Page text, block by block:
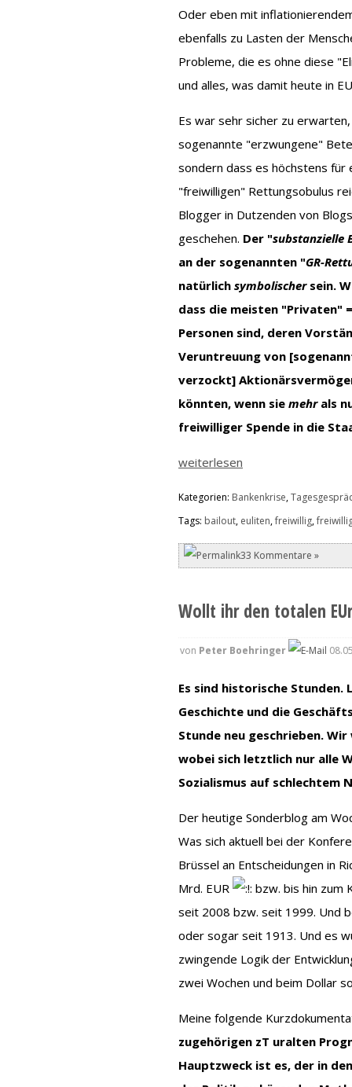
Oder eben mit
ebenfalls zu Lasten der
Probleme, die es ohne diese
und alles, was damit heute in
Es war sehr sicher zu
sogenannte "erzwungene"
sondern dass es höchstens für
"freiwilligen" Rettungsobulus
Blogger in Dutzenden von
geschehen. Der "substanzielle
an der sogenannten "GR-
natürlichsymbolischer sein.
dass die meisten "Privaten"
Personen sind, deren
Veruntreuung von
verzockt]
könnten, wenn siemehr als
freiwilliger Spende in die
weiterlesen
Kategorien: Bankenkrise,
Tags: bailout, euliten,freiwillig,
33 Kommentare »
Wollt ihr den totalen
von Peter Boehringer
Es sind historische Stunden.
Geschichte und die
Stunde neu geschrieben.
wobei sich letztlich nur alle
Sozialismus auf schlechtem
Der heutige Sonderblog am
Was sich aktuell bei der
Brüssel an Entscheidungen in
Mrd. EUR
bzw. bis hin zum
seit 2008 bzw. seit 1999. Und
oder sogar seit 1913. Und es
zwingende Logik der
zwei Wochen und beim Dollar
Meine folgende
zugehörigen zT uralten
Hauptzweck ist es, der in